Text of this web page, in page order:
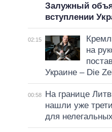
Залужный
вступлении
02:15
на
Украине – Die
00:58
На границе
нашли уже
для